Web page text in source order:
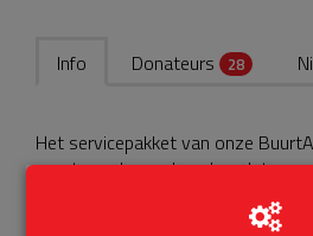
Info Donateurs 28
Het servicepakket van onze
moet worden verlengd, zodat
gebruiksklaar blijft. Help je mee?
servicepakket zodat hij weer vijf